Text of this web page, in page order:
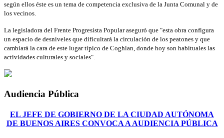
según ellos éste es un tema de competencia exclusiva de la Junta Comunal y de
los vecinos.
La legisladora del Frente Progresista Popular aseguró que "esta obra configura
un espacio de desniveles que dificultará la circulación de los peatones y que
cambiará la cara de este lugar típico de Coghlan, donde hoy son habituales las
actividades culturales y sociales".
Audiencia Pública
EL JEFE DE GOBIERNO DE LA CIUDAD AUTÓNOMA
DE BUENOS AIRES CONVOCA A AUDIENCIA PÚBLICA